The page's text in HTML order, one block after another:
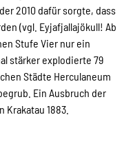
2010 dafür sorgte, dass
(vgl. Eyjafjallajökull! Ab
Stufe Vier nur ein
stärker explodierte 79
Städte Herculaneum
Ein Ausbruch der
1883.